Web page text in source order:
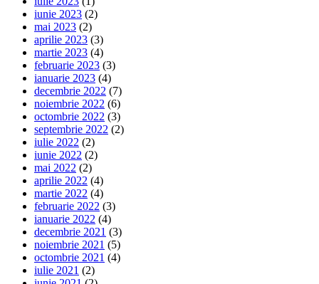
iunie 2023 (2)
mai 2023 (2)
aprilie 2023 (3)
martie 2023 (4)
februarie 2023 (3)
ianuarie 2023 (4)
decembrie 2022 (7)
noiembrie 2022 (6)
octombrie 2022 (3)
septembrie 2022 (2)
iulie 2022 (2)
iunie 2022 (2)
mai 2022 (2)
aprilie 2022 (4)
martie 2022 (4)
februarie 2022 (3)
ianuarie 2022 (4)
decembrie 2021 (3)
noiembrie 2021 (5)
octombrie 2021 (4)
iulie 2021 (2)